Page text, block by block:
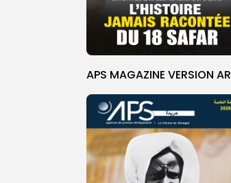
APS MAGAZINE VERSION AR